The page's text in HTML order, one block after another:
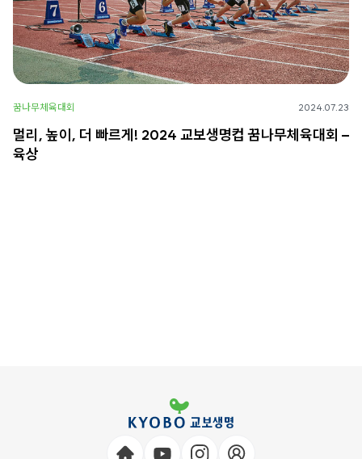
꿈나무체육대회 2024.07.23
멀리, 높이, 더 빠르게! 2024 교보생명컵 꿈나무체육대회 –
육상